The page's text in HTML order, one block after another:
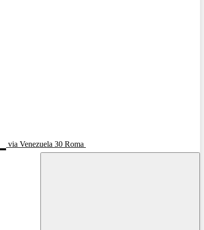
via Venezuela 30 Roma